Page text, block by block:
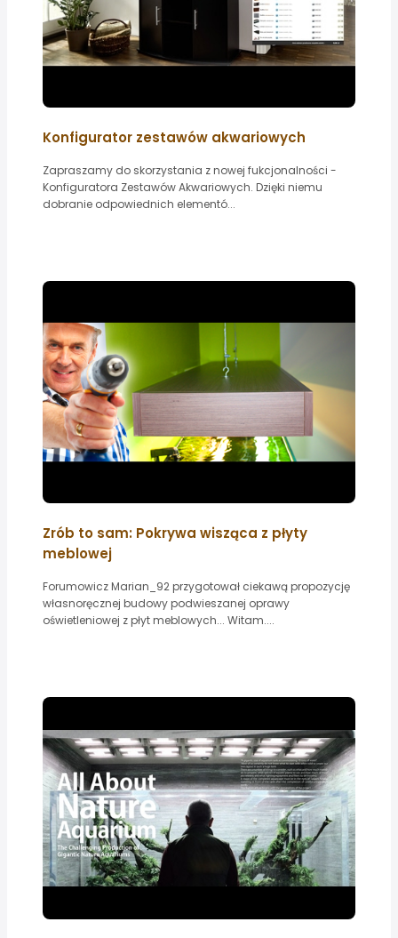
Konfigurator zestawów akwariowych
Zapraszamy do skorzystania z nowej fukcjonalności -
Konfiguratora Zestawów Akwariowych. Dzięki niemu
dobranie odpowiednich elementó...
Zrób to sam: Pokrywa wisząca z płyty
meblowej
Forumowicz Marian_92 przygotował ciekawą propozycję
własnoręcznej budowy podwieszanej oprawy
oświetleniowej z płyt meblowych... Witam....